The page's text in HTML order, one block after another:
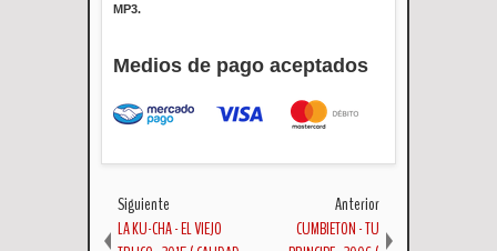
MP3.
Medios de pago aceptados
Siguiente
LA KU-CHA - EL VIEJO
Anterior
CUMBIETON - TU